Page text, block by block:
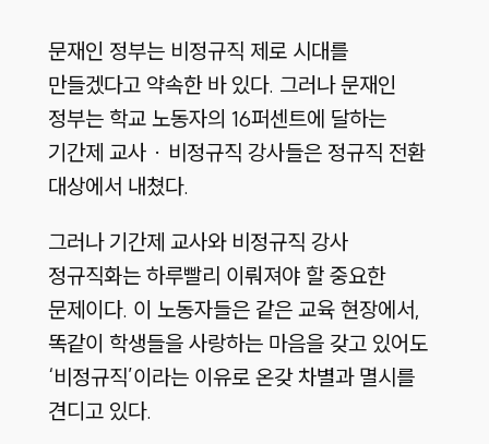
문재인 정부는 비정규직 제로 시대를
만들겠다고 약속한 바 있다. 그러나 문재인
정부는 학교 노동자의 16퍼센트에 달하는
기간제 교사 · 비정규직 강사들은 정규직 전환
대상에서 내쳤다.
그러나 기간제 교사와 비정규직 강사
정규직화는 하루빨리 이뤄져야 할 중요한
문제이다. 이 노동자들은 같은 교육 현장에서,
똑같이 학생들을 사랑하는 마음을 갖고 있어도
‘비정규직’이라는 이유로 온갖 차별과 멸시를
견디고 있다.